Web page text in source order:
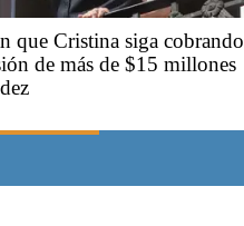
que Cristina siga cobrando
de más de $15 millones